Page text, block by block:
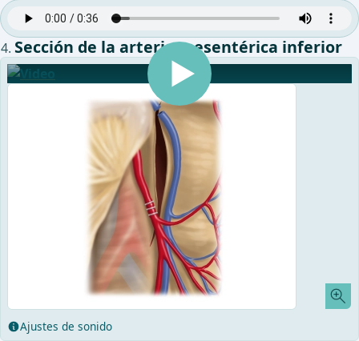
Sección de la arteria mesentérica inferior
Ajustes de sonido